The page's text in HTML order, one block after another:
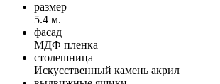
размер
5.4 м.
фасад
МДФ пленка
столешница
Искусственный камень акрил